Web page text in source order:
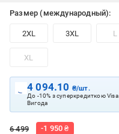
Размер (международный):
2XL 3XL L
XL
4 094.10 ₴/шт.
До -10% з суперкредиткою Visa
Вигода
6 499 -1 950 ₴